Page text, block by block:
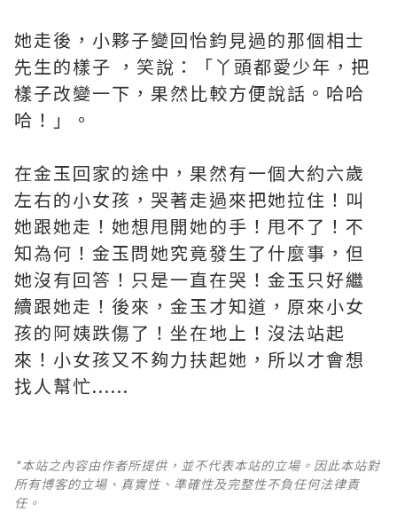
她走後，小夥子變回怡鈞見過的那個相士
先生的樣子 ，笑說：「丫頭都愛少年，把
樣子改變一下，果然比較方便說話。哈哈
哈！」。
在金玉回家的途中，果然有一個大約六歲
左右的小女孩，哭著走過來把她拉住！叫
她跟她走！她想甩開她的手！甩不了！不
知為何！金玉問她究竟發生了什麼事，但
她沒有回答！只是一直在哭！金玉只好繼
續跟她走！後來，金玉才知道，原來小女
孩的阿姨跌傷了！坐在地上！沒法站起
來！小女孩又不夠力扶起她，所以才會想
找人幫忙......
*本站之內容由作者所提供，並不代表本站的立場。因此本站對
所有博客的立場、真實性、準確性及完整性不負任何法律責
任。